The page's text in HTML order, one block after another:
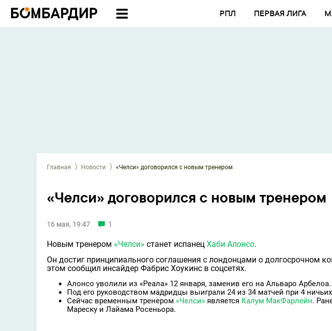
РПЛ ПЕРВАЯ ЛИГА
Главная Новости «Челси» договорился с новым тренером
«Челси» договорился с новым тренером
16 мая, 19:47 1
Новым тренером «Челси» станет испанец Хаби Алонсо.
Он достиг принципиального соглашения с лондонцами о долгосрочном
этом сообщил инсайдер Фабрис Хоукинс в соцсетях.
Алонсо уволили из «Реала» 12 января, заменив его на Альваро Арбелоа.
Под его руководством мадридцы выиграли 24 из 34 матчей при 4
Сейчас временным тренером «Челси» является Калум МакФарлейн.
Мареску и Лайама Росеньора.